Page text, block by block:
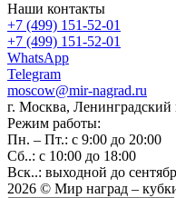
Наши контакты
+7 (499) 151-52-01
+7 (499) 151-52-01
WhatsApp
Telegram
moscow@mir-nagrad.ru
г. Москва, Ленинградский
Режим работы:
Пн. – Пт.: с 9:00 до 20:00
Сб..: с 10:00 до 18:00
Вск..: выходной до
2026 © Мир наград –